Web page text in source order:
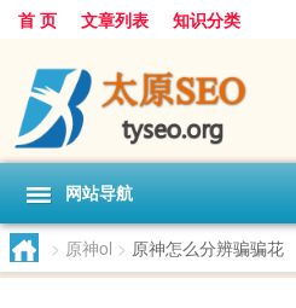
首 页 文章列表 知识分类
网站导航
> 原神ol > 原神怎么分辨骗骗花